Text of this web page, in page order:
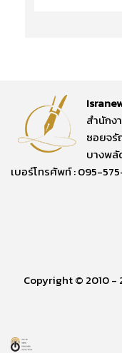
สำนักง
ซอยจรั
บางพลั
เบอร์โทรศัพท์ : 095-
Copyright © 2010 -